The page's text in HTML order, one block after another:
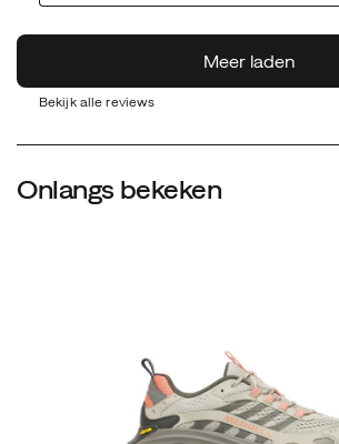
Bekijk alle reviews
Onlangs bekeken